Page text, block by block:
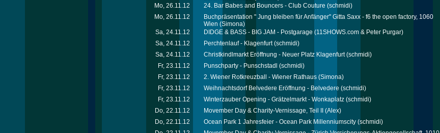
Mo, 26.11.12 24. Bar Babes and Bouncers - Club Couture (schmidi)
Mo, 26.11.12
Buchpräsentation " Jung bleiben für Anfänger" Gitta Saxx - f6 the open factory, 1060
Wien (Simona)
Sa, 24.11.12 DIDGE & BASS - BIG JAM - Postgarage (11SHOWS.com & Peter Purgar)
Sa, 24.11.12
Perchtenlauf - Klagenfurt(schmidi)
Sa, 24.11.12
Christkindlmarkt Eröffnung - Neuer Platz Klagenfurt(schmidi)
Fr, 23.11.12
Punschparty - Punschstadl (schmidi)
Fr, 23.11.12
2. Wiener Rotkreuzball - Wiener Rathaus (Simona)
Fr, 23.11.12
Weihnachtsdorf Belvedere Eröffnung - Belvedere (schmidi)
Fr, 23.11.12
Winterzauber Opening - Grätzelmarkt - Wonkaplatz (schmidi)
Do, 22.11.12
Movember Day & Charity-Vernissage, Teil II (Alex)
Do, 22.11.12
Ocean Park 1 Jahresfeier - Ocean Park Millenniumscity (schmidi)